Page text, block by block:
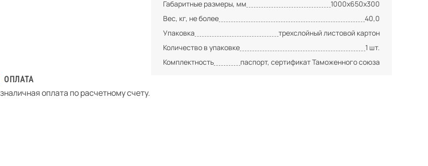
Габаритные размеры, мм
1000х650х300
Вес, кг, не более
40,0
Упаковка
трехслойный листовой картон
Количество в упаковке
1 шт.
Комплектность
паспорт, сертификат Таможенного союза
ОПЛАТА
оплата по расчетному счету.